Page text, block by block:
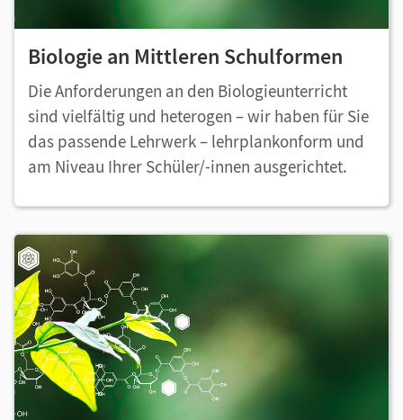
Biologie an Mittleren Schulformen
Die Anforderungen an den Biologieunterricht
sind vielfältig und heterogen – wir haben für Sie
das passende Lehrwerk – lehrplankonform und
am Niveau Ihrer Schüler/-innen ausgerichtet.